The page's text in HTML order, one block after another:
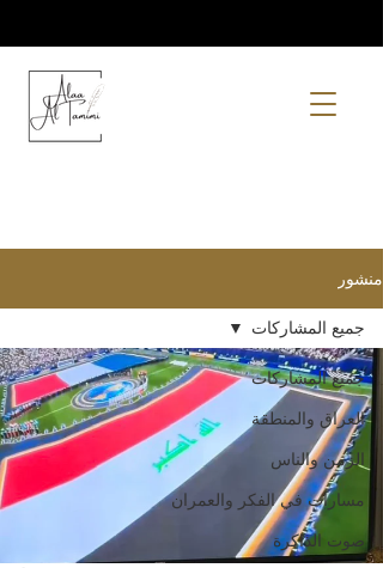
منشور
جميع المشاركات
العراق والمنطقة
الزمن والناس
مسارات في الفكر والعمران
صوت الذاكرة
جميع المشاركات